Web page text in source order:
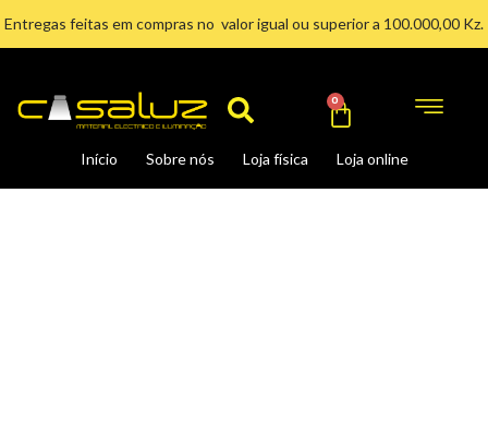
conteúdo
Entregas feitas em compras no valor igual ou superior a 100.000,00 Kz.
Search
Início Sobre nós Loja física Loja online
0 Cart